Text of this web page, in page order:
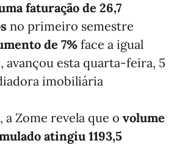
faturação de 26,7
no primeiro semestre
de 7%face a igual
avançou esta quarta-feira, 5
imobiliária
Zome revela que o volume
atingiu 1193,5